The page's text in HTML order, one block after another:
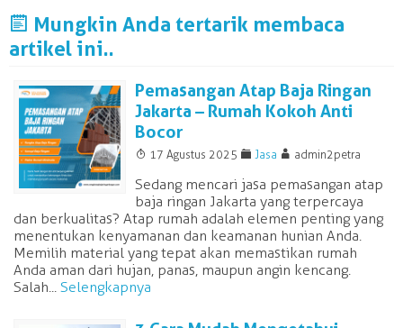
J Mungkin Anda tertarik membaca
artikel ini..
Pemasangan Atap Baja Ringan
Jakarta – Rumah Kokoh Anti
Bocor
T 17 Agustus 2025 F Jasa A admin2petra
Sedang mencari jasa pemasangan atap
baja ringan Jakarta yang terpercaya
dan berkualitas? Atap rumah adalah elemen penting yang
menentukan kenyamanan dan keamanan hunian Anda.
Memilih material yang tepat akan memastikan rumah
Anda aman dari hujan, panas, maupun angin kencang.
Salah... Selengkapnya